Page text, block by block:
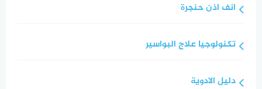
انف اذن حنجرة
تكنولوجيا علاج البواسير
دليل الادوية